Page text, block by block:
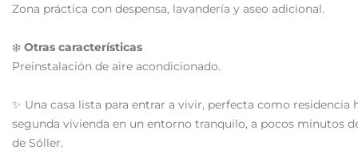
Zona práctica con despensa, lavandería y aseo adicional.
❄️ Otras características
Preinstalación de aire acondicionado.
✨ Una casa lista para entrar a vivir, perfecta como residencia
segunda vivienda en un entorno tranquilo, a pocos minutos
de Sóller.